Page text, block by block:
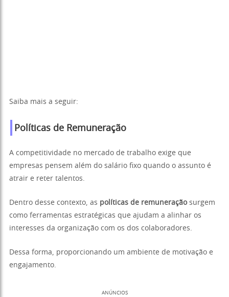
Saiba mais a seguir:
Políticas de Remuneração
A competitividade no mercado de trabalho exige que
empresas pensem além do salário fixo quando o assunto é
atrair e reter talentos.
Dentro desse contexto, as políticas de remuneraçãosurgem
como ferramentas estratégicas que ajudam a alinhar os
interesses da organização com os dos colaboradores.
Dessa forma, proporcionando um ambiente de motivação e
engajamento.
ANÚNCIOS